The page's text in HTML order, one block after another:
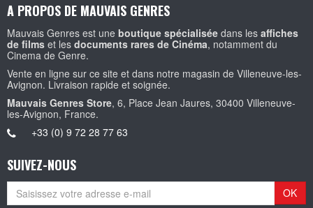
A PROPOS DE MAUVAIS GENRES
Mauvais Genres est une boutique spécialisée dans les affiches
de films et les documents rares de Cinéma, notamment du
Cinema de Genre.
Vente en ligne sur ce site et dans notre magasin de Villeneuve-les-
Avignon. Livraison rapide et soignée.
Mauvais Genres Store, 6, Place Jean Jaures, 30400 Villeneuve-
les-Avignon, France.
+33 (0) 9 72 28 77 63
SUIVEZ-NOUS
OK